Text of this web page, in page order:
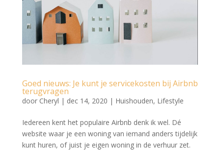
Goed nieuws: Je kunt je servicekosten bij Airbnb
terugvragen
door Cheryl | dec 14, 2020 | Huishouden, Lifestyle
Iedereen kent het populaire Airbnb denk ik wel. Dé
website waar je een woning van iemand anders tijdelijk
kunt huren, of juist je eigen woning in de verhuur zet.